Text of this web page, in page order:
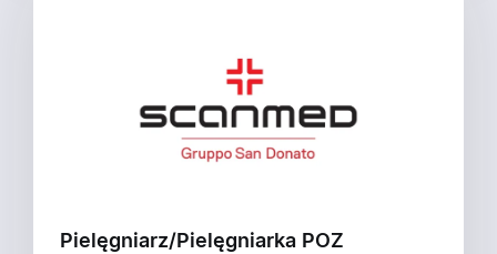
Pielęgniarz/Pielęgniarka POZ